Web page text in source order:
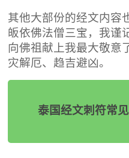
其他大部份的经文内容
皈依佛法僧三宝，我谨
向佛祖献上我最大敬意
灾解厄、趋吉避凶。
泰国经文刺符常